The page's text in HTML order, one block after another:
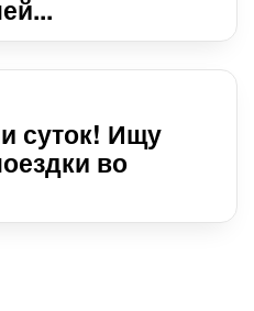
суток! Ищу
во